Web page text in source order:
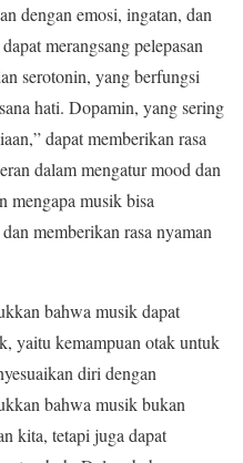
dengan emosi, ingatan, dan
merangsang pelepasan
serotonin, yang berfungsi
hati. Dopamin, yang sering
dapat memberikan rasa
dalam mengatur mood dan
mengapa musik bisa
memberikan rasa nyaman
bahwa musik dapat
yaitu kemampuan otak untuk
diri dengan
bahwa musik bukan
kita, tetapi juga dapat